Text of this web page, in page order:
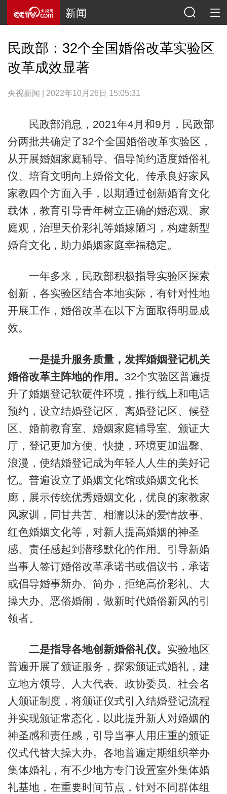
新闻
民政部：32个全国婚俗改革实验区
改革成效显著
央视新闻 | 2022年10月26日 15:05:31
民政部消息，2021年4月和9月，民政部
分两批共确定了32个全国婚俗改革实验区，
从开展婚姻家庭辅导、倡导简约适度婚俗礼
仪、培育文明向上婚俗文化、传承良好家风
家教四个方面入手，以期通过创新婚育文化
载体，教育引导青年树立正确的婚恋观、家
庭观，治理天价彩礼等婚嫁陋习，构建新型
婚育文化，助力婚姻家庭幸福稳定。
一年多来，民政部积极指导实验区探索
创新，各实验区结合本地实际，有针对性地
开展工作，婚俗改革在以下方面取得明显成
效。
一是提升服务质量，发挥婚姻登记机关
婚俗改革主阵地的作用。 32个实验区普遍提
升了婚姻登记软硬件环境，推行线上和电话
预约，设立结婚登记区、离婚登记区、候登
区、婚前教育室、婚姻家庭辅导室、颁证大
厅，登记更加方便、快捷，环境更加温馨、
浪漫，使结婚登记成为年轻人人生的美好记
忆。普遍设立了婚姻文化馆或婚姻文化长
廊，展示传统优秀婚姻文化，优良的家教家
风家训，同甘共苦、相濡以沫的爱情故事、
红色婚姻文化等，对新人提高婚姻的神圣
感、责任感起到潜移默化的作用。引导新婚
当事人签订婚俗改革承诺书或倡议书，承诺
或倡导婚事新办、简办，拒绝高价彩礼、大
操大办、恶俗婚闹，做新时代婚俗新风的引
领者。
二是指导各地创新婚俗礼仪。 实验地区
普遍开展了颁证服务，探索颁证式婚礼，建
立地方领导、人大代表、政协委员、社会名
人颁证制度，将颁证仪式引入结婚登记流程
并实现颁证常态化，以此提升新人对婚姻的
神圣感和责任感，引导当事人用庄重的颁证
仪式代替大操大办。各地普遍定期组织举办
集体婚礼，有不少地方专门设置室外集体婚
礼基地，在重要时间节点，针对不同群体组